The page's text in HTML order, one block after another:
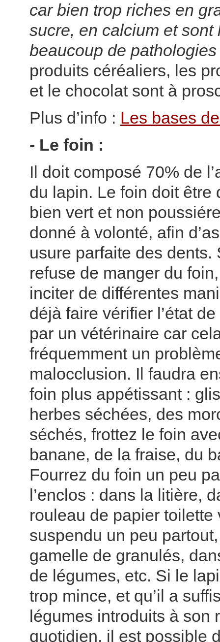
car bien trop riches en
sucre, en calcium et sont
beaucoup de pathologies
produits céréaliers, les
et le chocolat sont à
Plus d’info : Les bases
- Le foin :
Il doit composé 70% de
du lapin. Le foin doit être
bien vert et non
donné à volonté, afin
usure parfaite des dents.
refuse de manger du
inciter de différentes
déjà faire vérifier l’état
par un vétérinaire car
fréquemment un
malocclusion. Il faudra
foin plus appétissant :
herbes séchées, des
séchés, frottez le foin
banane, de la fraise, du
Fourrez du foin un peu
l’enclos : dans la litière,
rouleau de papier toilette
suspendu un peu
gamelle de granulés,
de légumes, etc. Si le
trop mince, et qu’il a
légumes introduits à son
quotidien, il est possible